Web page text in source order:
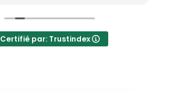
Certifié par: Trustindex